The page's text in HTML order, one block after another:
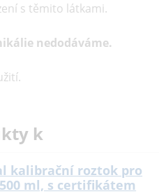
s těmito látkami.
nedodáváme.
k
kalibrační roztok pro
500 ml, s certifikátem